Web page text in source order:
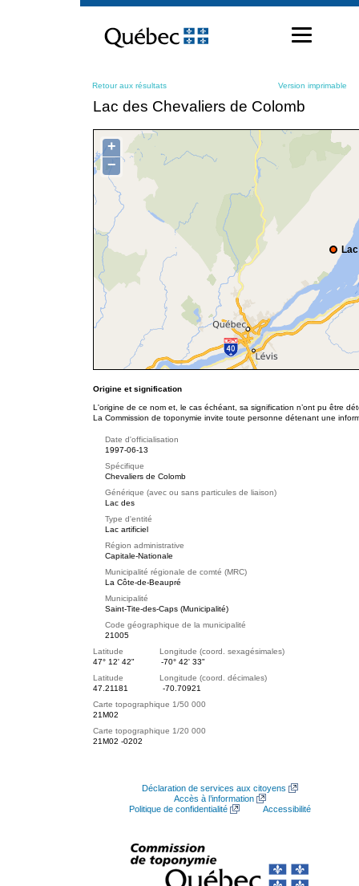
contenu
Retour aux résultats Version imprimable
Lac des Chevaliers de Colomb
+
−
Origine et signification
L'origine de ce nom et, le cas échéant, sa signification n’ont pu être
La Commission de toponymie invite toute personne détenant une
Date d'officialisation
1997-06-13
Spécifique
Chevaliers de Colomb
Générique (avec ou sans particules de liaison)
Lac des
Type d'entité
Lac artificiel
Région administrative
Capitale-Nationale
Municipalité régionale de comté (MRC)
La Côte-de-Beaupré
Municipalité
Saint-Tite-des-Caps (Municipalité)
Code géographique de la municipalité
21005
Latitude Longitude (coord. sexagésimales)
47° 12' 42"
-70° 42' 33"
Latitude Longitude (coord. décimales)
47.21181
-70.70921
Carte topographique 1/50 000
21M02
Carte topographique 1/20 000
21M02 -0202
Déclaration de services aux citoyens
Accès à l’information
Politique de confidentialité
Accessibilité